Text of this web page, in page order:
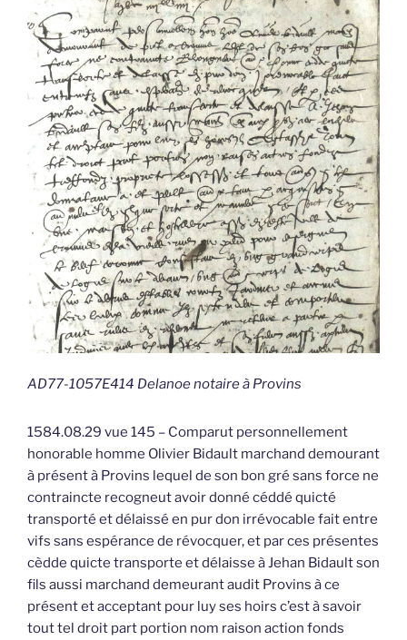
AD77-1057E414 Delanoe notaire à Provins
1584.08.29 vue 145 – Comparut personnellement
honorable homme Olivier Bidault marchand demourant
à présent à Provins lequel de son bon gré sans force ne
contraincte recogneut avoir donné céddé quicté
transporté et délaissé en pur don irrévocable fait entre
vifs sans espérance de révocquer, et par ces présentes
cèdde quicte transporte et délaisse à Jehan Bidault son
fils aussi marchand demeurant audit Provins à ce
présent et acceptant pour luy ses hoirs c’est à savoir
tout tel droit part portion nom raison action fonds